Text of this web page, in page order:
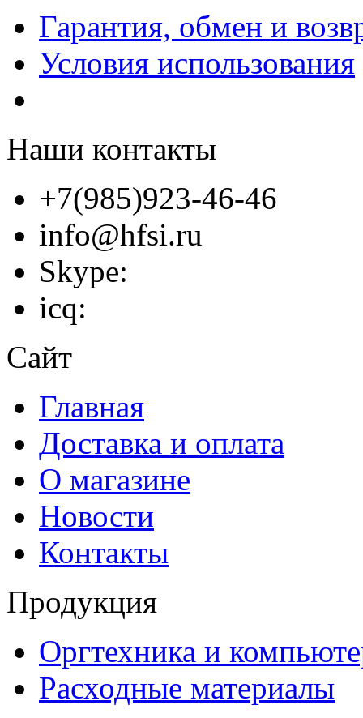
Гарантия, обмен и
Условия использования
Наши контакты
+7(985)923-46-46
info@hfsi.ru
Skype:
icq:
Сайт
Главная
Доставка и оплата
О магазине
Новости
Контакты
Продукция
Оргтехника и
Расходные материалы